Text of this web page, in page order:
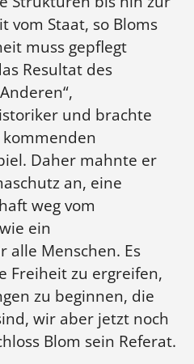
vom Staat, so Bloms
muss gepflegt
Resultat des
und brachte
Daher mahnte er
an, eine
weg vom
ein
alle Menschen. Es
Freiheit zu ergreifen,
zu beginnen, die
wir aber jetzt noch
Blom sein Referat.